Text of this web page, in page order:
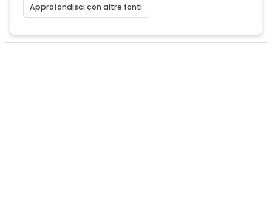
Approfondisci con altre fonti